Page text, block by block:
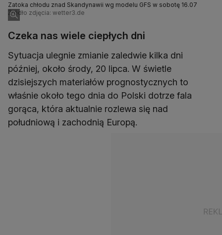
Zatoka chłodu znad Skandynawii wg modelu GFS w sobotę 16.07
Źródło zdjęcia: wetter3.de
Czeka nas wiele ciepłych dni
Sytuacja ulegnie zmianie zaledwie kilka dni
później, około środy, 20 lipca. W świetle
dzisiejszych materiałów prognostycznych to
właśnie około tego dnia do Polski dotrze fala
gorąca, która aktualnie rozlewa się nad
południową i zachodnią Europą.